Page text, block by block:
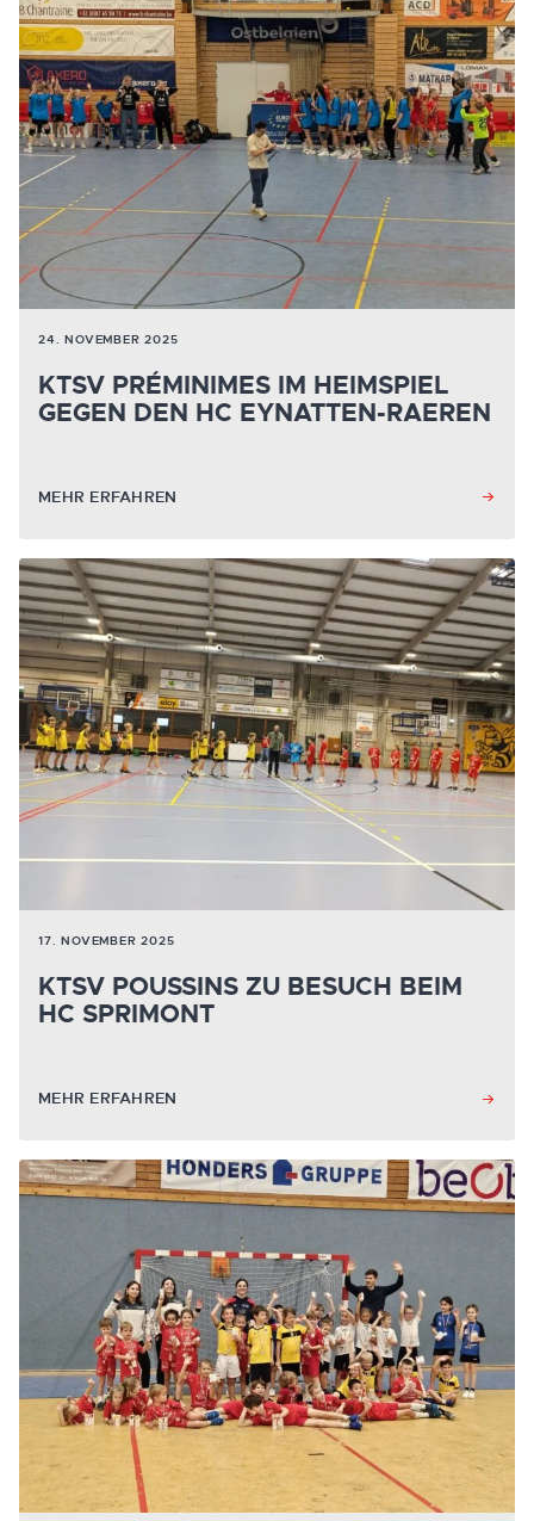
24. NOVEMBER 2025
KTSV PRÉMINIMES IM HEIMSPIEL
GEGEN DEN HC EYNATTEN-RAEREN
MEHR ERFAHREN
17. NOVEMBER 2025
KTSV POUSSINS ZU BESUCH BEIM
HC SPRIMONT
MEHR ERFAHREN